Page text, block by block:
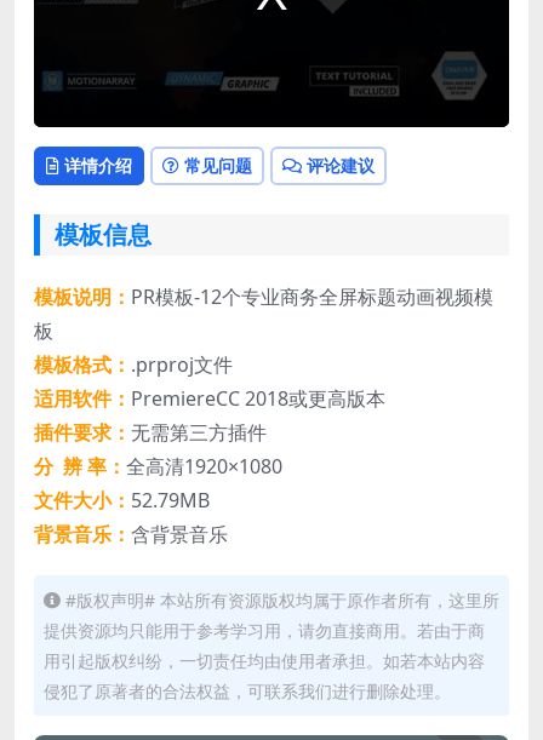
详情介绍 常见问题 评论建议
模板信息
模板说明： PR模板-12个专业商务全屏标题动画视频模
板
模板格式： .prproj文件
适用软件： PremiereCC 2018或更高版本
插件要求： 无需第三方插件
分 辨 率： 全高清1920×1080
文件大小： 52.79MB
背景音乐： 含背景音乐
#版权声明# 本站所有资源版权均属于原作者所有，这里所
提供资源均只能用于参考学习用，请勿直接商用。若由于商
用引起版权纠纷，一切责任均由使用者承担。如若本站内容
侵犯了原著者的合法权益，可联系我们进行删除处理。